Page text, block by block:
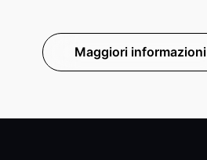
Maggiori informazioni